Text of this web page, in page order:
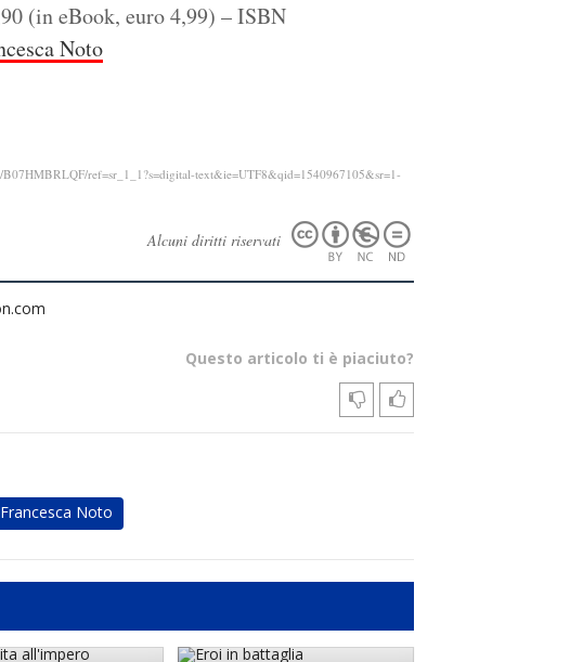
(in eBook, euro 4,99) – ISBN
Noto
ref=sr_1_1?s=digital-text&ie=UTF8&qid=1540967105&sr=1-
Alcuni diritti riservati
Questo articolo ti è piaciuto?
Francesca Noto